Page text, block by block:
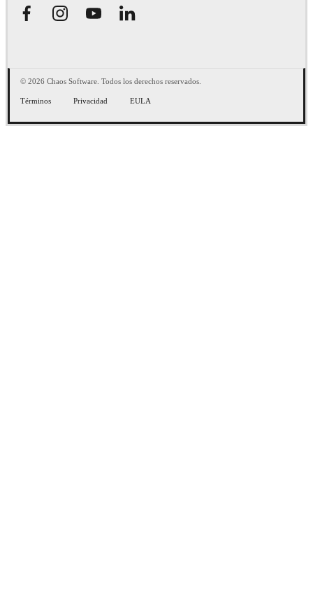
© 2026 Chaos Software. Todos los derechos reservados.
Términos Privacidad EULA